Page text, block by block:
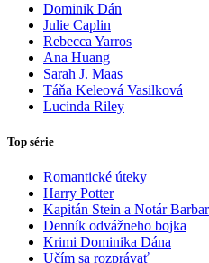
Dominik Dán
Julie Caplin
Rebecca Yarros
Ana Huang
Sarah J. Maas
Táňa Keleová Vasilková
Lucinda Riley
Top série
Romantické úteky
Harry Potter
Kapitán Stein a Notár
Denník odvážneho bojka
Krimi Dominika Dána
Učím sa rozprávať